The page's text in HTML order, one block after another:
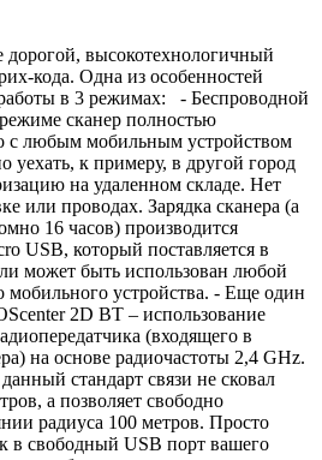
дорогой, высокотехнологичный
кода. Одна из особенностей
в 3 режимах: - Беспроводной
сканер полностью
с любым мобильным устройством
уехать, к примеру, в другой город
на удаленном складе. Нет
или проводах. Зарядка сканера (а
16 часов) производится
USB, который поставляется в
может быть использован любой
мобильного устройства. - Еще один
2D BT – использование
(входящего в
на основе радиочастоты 2,4 GHz.
стандарт связи не сковал
а позволяет свободно
радиуса 100 метров. Просто
в свободный USB порт вашего